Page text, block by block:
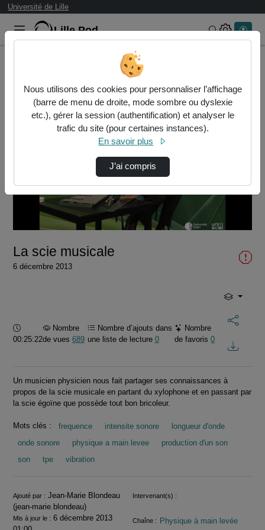
Université de Lille
Lille.Pod Rechercher
La scie musicale
Lire
la
vidéo
La scie musicale
6 décembre 2013
Durée :
00:25:22
Nombre
de vues 689
Nombre d’ajouts dans
une liste de lecture 0
Nombre
de favoris0
Un musicien physicien nous fait partager ses connaissances à
propos de la scie musicale en partant du xylophone et en passant par
la scie égoïne que possède tout bon bricoleur.
Mots clés : frequence intensite sonore
longueur d'onde
onde sonore
physique a main levee
production d'un son
son
tpe vibration
Informations
Ajouté par : Jean-Marie Blondeau
(jean-marie.blondeau)
Intervenant(s) :
Mis à jour le : 6 décembre 2013
Chaîne : Physique à main levée
Nous utilisons des cookies pour personnaliser l’affichage
(barre de menu de droite, mode sombre ou dyslexie
etc.), gérer la session (authentification) et analyser le
trafic du site (pour certaines instances).
En savoir plus
J’ai compris